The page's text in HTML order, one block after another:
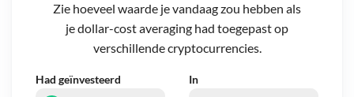
Zie hoeveel waarde je vandaag zou hebben als
je dollar-cost averaging had toegepast op
verschillende cryptocurrencies.
Had geïnvesteerd In